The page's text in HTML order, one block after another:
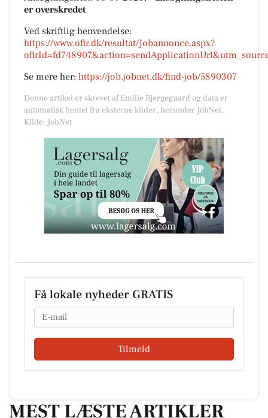
er overskredet
Ved skriftlig henvendelse:
https://www.ofir.dk/resultat/Jobannonce.aspx?
Se mere her: https://job.jobnet.dk/find-job/5890307
Denne artikel er skrevet af Emilie Bjergegaard og data er
automatisk hentet fra eksterne kilder, herunder JobNet.
Kilde: JobNet
Få lokale nyheder GRATIS
Email
Tilmeld
MEST LÆSTE ARTIKLER